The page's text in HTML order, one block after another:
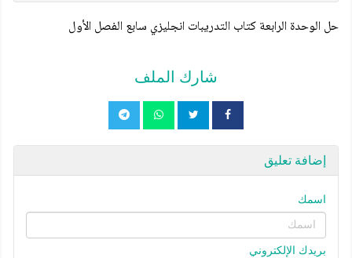
حل الوحدة الرابعة كتاب التدريبات انجليزي سابع الفصل الأول
شارك الملف
إضافة تعليق
اسمك
بريدك الإلكتروني